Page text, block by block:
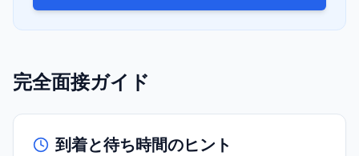
完全面接ガイド
到着と待ち時間のヒント